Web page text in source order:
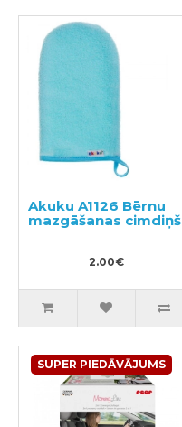
Akuku A1126 Bērnu
mazgāšanas cimdiņš
2.00€
SUPER PIEDĀVĀJUMS